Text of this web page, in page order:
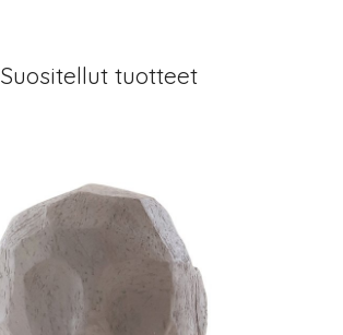
Suositellut tuotteet